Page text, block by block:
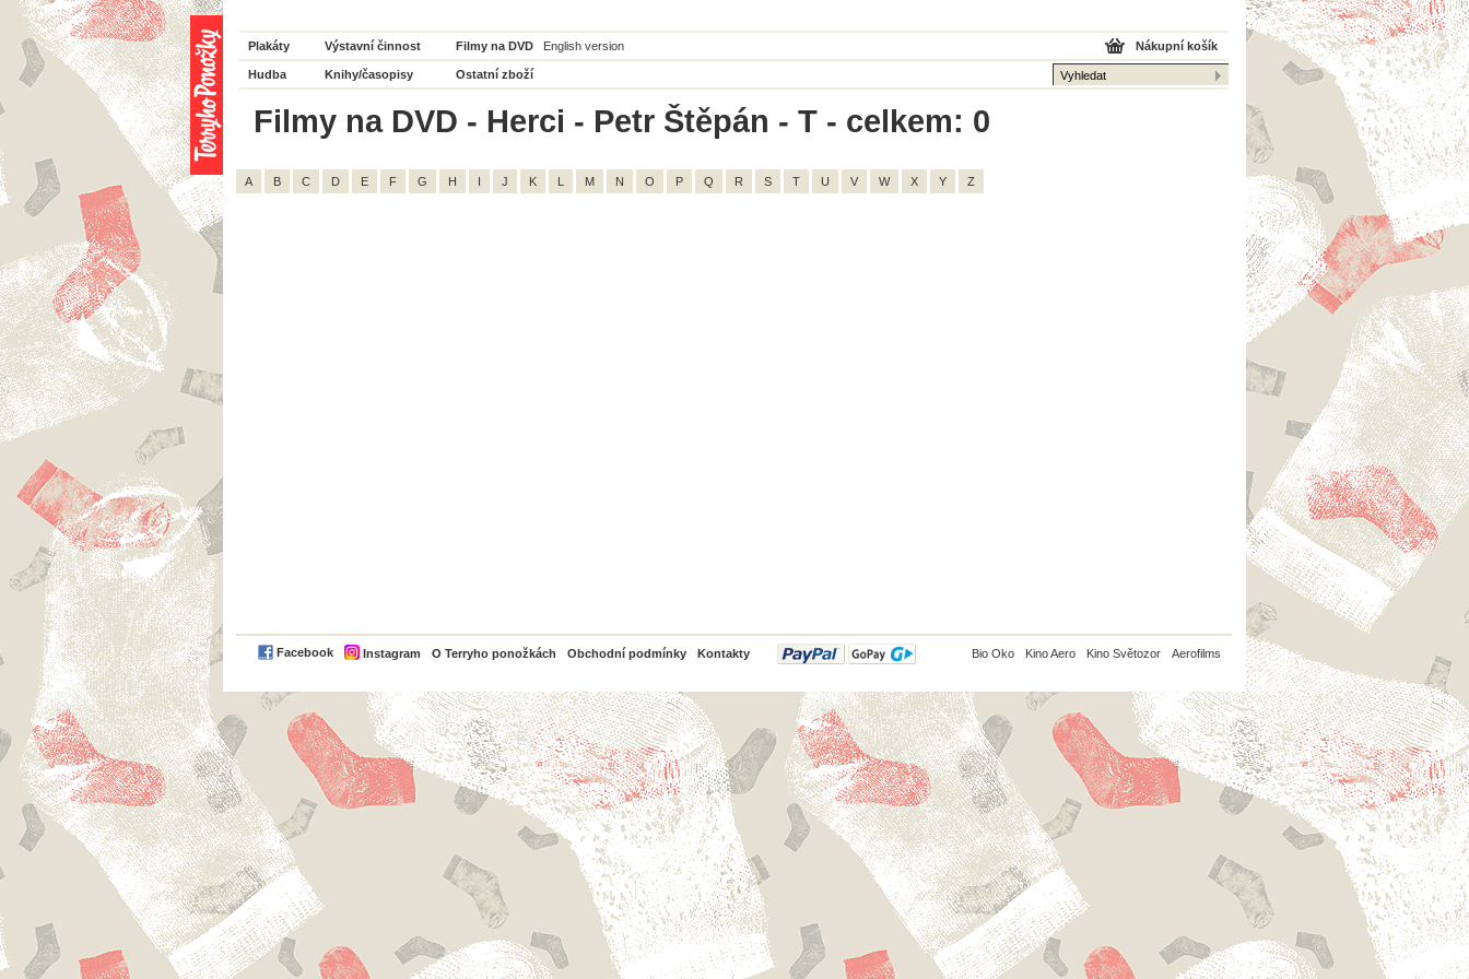
Plakáty Výstavní činnost Filmy na DVD English version
Hudba Knihy/časopisy Ostatní zboží
Nákupní košík
Filmy na DVD - Herci - Petr Štěpán - T - celkem: 0
A B C D E F G H I J K L M N O P Q R S T U V W X Y Z
Facebook Instagram O Terryho ponožkách Obchodní podmínky Kontakty
PayPal Bio Oko Kino Aero Kino Světozor Aerofilms